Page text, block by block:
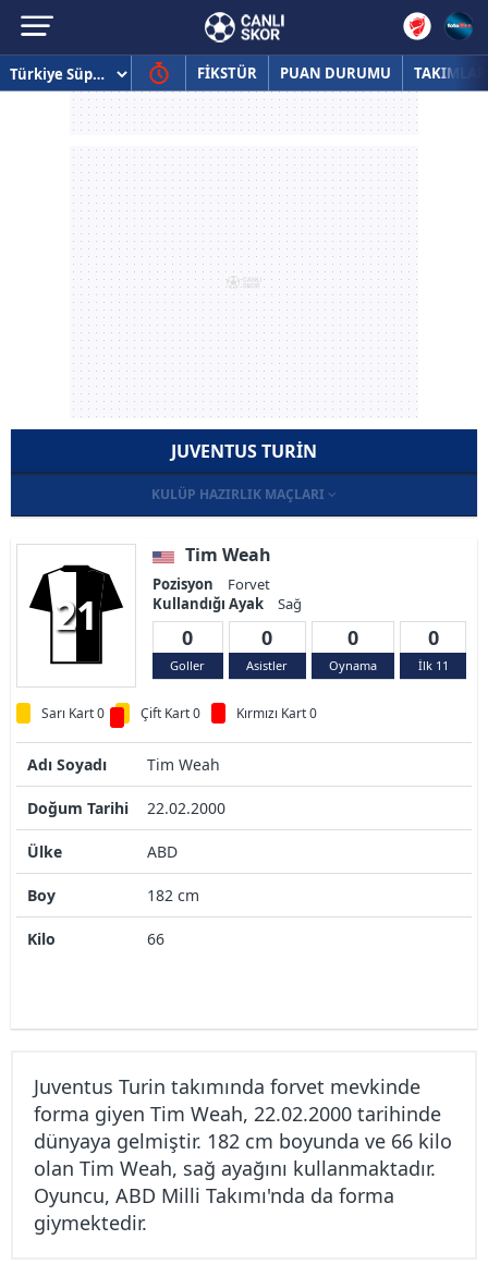
FİKSTÜR PUAN DURUMU TAKIMLAR
JUVENTUS TURIN
KULÜP HAZIRLIK MAÇLARI
21
Tim Weah
Pozisyon
Forvet
Kullandığı Ayak
Sağ
0
Goller
0
Asistler
0
Oynama
0
İlk 11
Sarı Kart 0 Çift Kart 0 Kırmızı Kart 0
Adı Soyadı Tim Weah
Doğum Tarihi 22.02.2000
Ülke ABD
Boy 182 cm
Kilo 66
Juventus Turin takımında forvet mevkinde
forma giyen Tim Weah, 22.02.2000 tarihinde
dünyaya gelmiştir. 182 cm boyunda ve 66 kilo
olan Tim Weah, sağ ayağını kullanmaktadır.
Oyuncu, ABD Milli Takımı'nda da forma
giymektedir.